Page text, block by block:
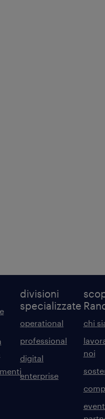
divisioni
specializzate
operational
professional
digital
enterprise
chi
noi